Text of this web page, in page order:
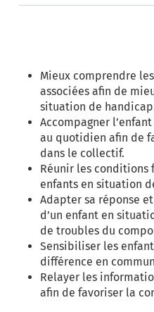
Mieux comprendre
associées afin de
situation de
Accompagner
au quotidien afin de
dans le collectif.
Réunir les conditions
enfants en situation
Adapter sa réponse
d’un enfant en
de troubles du
Sensibiliser les
différence en
Relayer les
afin de favoriser la